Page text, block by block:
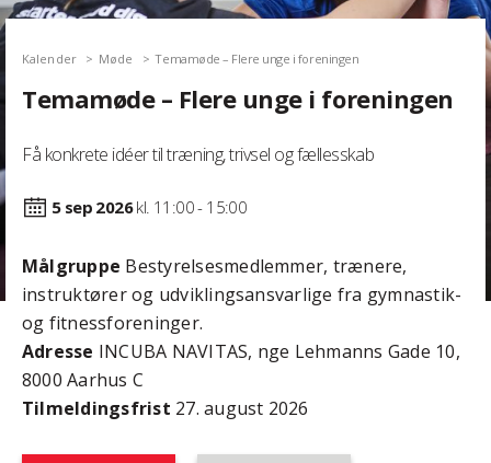
Kalender Møde Temamøde – Flere unge i foreningen
Temamøde – Flere unge i foreningen
Få konkrete idéer til træning, trivsel og fællesskab
5 sep 2026kl. 11:00 - 15:00
Målgruppe Bestyrelsesmedlemmer, trænere,
instruktører og udviklingsansvarlige fra gymnastik-
og fitnessforeninger.
Adresse INCUBA NAVITAS, nge Lehmanns Gade 10,
8000 Aarhus C
Tilmeldingsfrist 27. august 2026